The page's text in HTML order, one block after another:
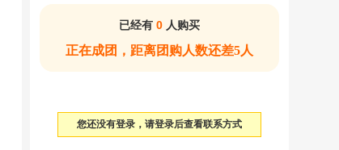
已经有 0 人购买
正在成团，距离团购人数还差5人
您还没有登录，请登录后查看联系方式